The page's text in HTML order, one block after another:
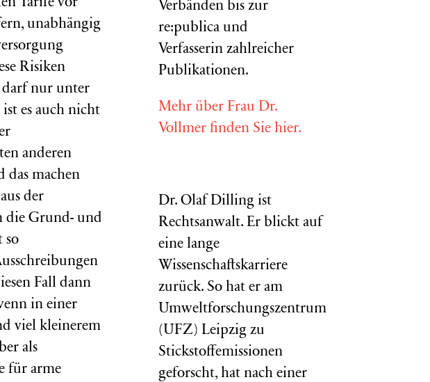
Tarife vor
unabhängig
Risiken
darf nur unter
es auch nicht
anderen
das machen
der
die Grund- und
so
Fall dann
in einer
viel kleinerem
als
für arme
Verbänden bis zur
re:publica und
Verfasserin zahlreicher
Publikationen.
Mehr über Frau Dr.
Vollmer finden Sie hier.
Dr. Olaf Dilling ist
Rechtsanwalt. Er blickt auf
eine lange
Wissenschaftskarriere
zurück. So hat er am
Umweltforschungszentrum
(UFZ) Leipzig zu
Stickstoffemissionen
geforscht, hat nach einer